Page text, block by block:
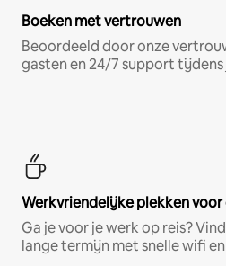
Boeken met vertrouwen
Beoordeeld door onze
gasten en 24/7 support
Werkvriendelijke plekken
Ga je voor je werk op reis?
lange termijn met snelle wifi